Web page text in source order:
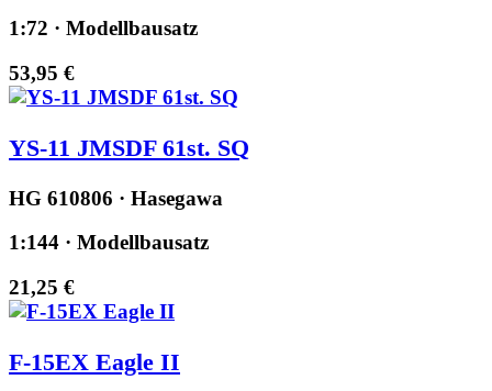
1:72 · Modellbausatz
53,95 €
YS-11 JMSDF 61st. SQ
HG 610806 · Hasegawa
1:144 · Modellbausatz
21,25 €
F-15EX Eagle II